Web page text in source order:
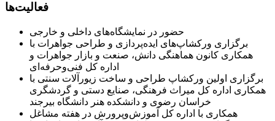
فعالیت‌ها
حضور در نمایشگاه‌های داخلی و خارجی
برگزاری ورکشاپ‌های ایده‌پردازی و طراحی جواهرات با
همکاری کانون هماهنگی دانش، صنعت و بازار جواهرات و
اداره کل فنی‌وحرفه‌ای
برگزاری اولین ورکشاپ طراحی و ساخت زیورآلات سنتی با
همکاری اداره کل میراث فرهنگی، صنایع دستی و گردشگری
خراسان رضوی و دانشکده هنر دانشگاه بیرجند
همکاری با اداره کل آموزش‌وپرورش در هفته مشاغل